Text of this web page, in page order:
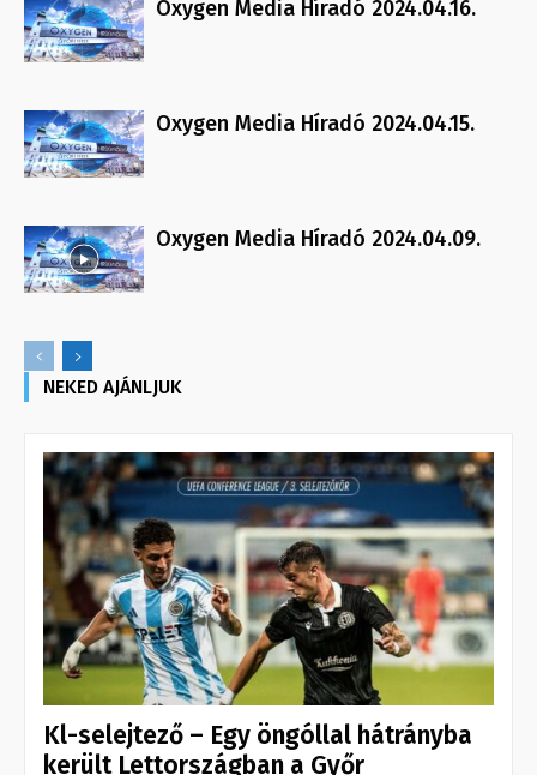
Oxygen Media Híradó 2024.04.16.
Oxygen Media Híradó 2024.04.15.
Oxygen Media Híradó 2024.04.09.
NEKED AJÁNLJUK
Kl-selejtező – Egy öngóllal hátrányba
került Lettországban a Győr